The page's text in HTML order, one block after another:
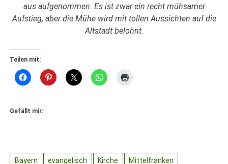
aus aufgenommen. Es ist zwar ein recht mühsamer
Aufstieg, aber die Mühe wird mit tollen Aussichten auf die
Altstadt belohnt.
Teilen mit:
Gefällt mir:
Bayern evangelisch Kirche Mittelfranken